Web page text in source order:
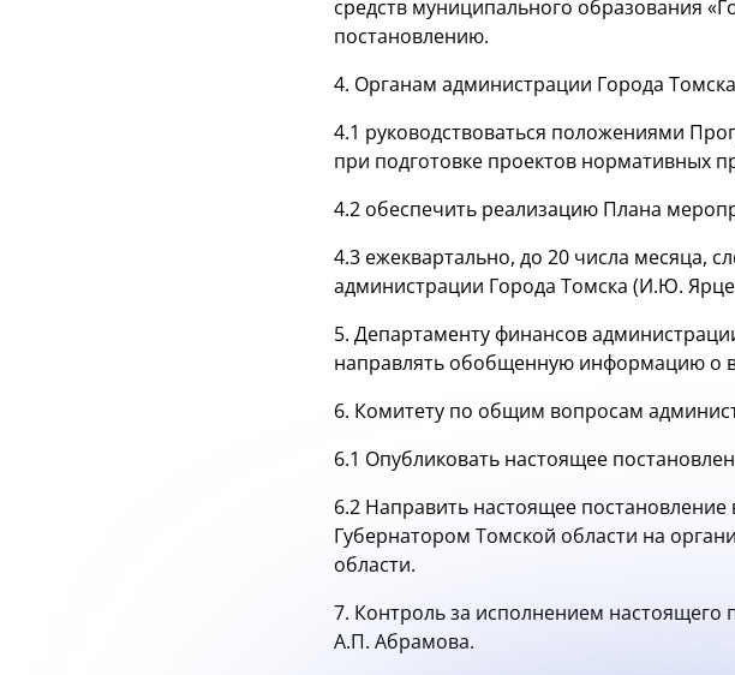
средств муниципального образования
постановлению.
4. Органам администрации Города
4.1 руководствоваться положениями
при подготовке проектов нормативных
4.2 обеспечить реализацию Плана
4.3 ежеквартально, до 20 числа месяца,
администрации Города Томска (И.Ю.
5. Департаменту финансов
направлять обобщенную информацию о
6. Комитету по общим вопросам
6.1 Опубликовать настоящее
6.2 Направить настоящее
Губернатором Томской области на
области.
7. Контроль за исполнением настоящего
А.П. Абрамова.